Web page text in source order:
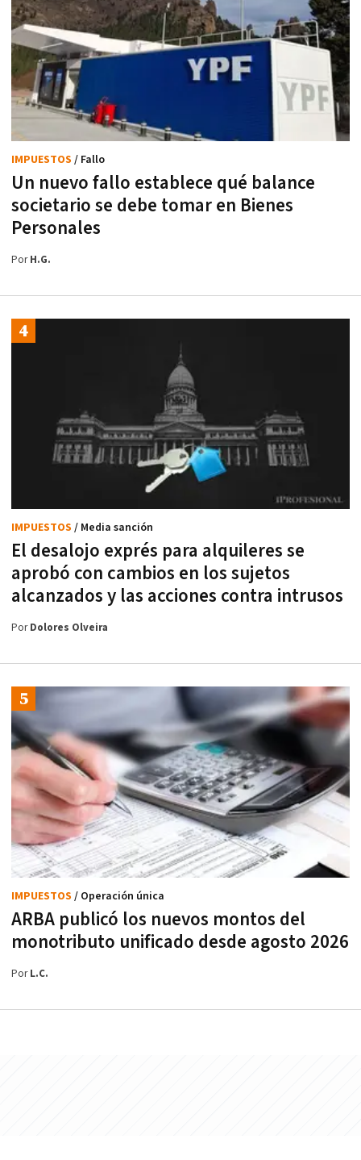
Un nuevo fallo establece qué balance
societario se debe tomar en Bienes
Personales
IMPUESTOS / Fallo
PorH.G.
El desalojo exprés para alquileres se
aprobó con cambios en los sujetos
alcanzados y las acciones contra intrusos
IMPUESTOS / Media sanción
PorDolores Olveira
ARBA publicó los nuevos montos del
monotributo unificado desde agosto 2026
IMPUESTOS / Operación única
PorL.C.